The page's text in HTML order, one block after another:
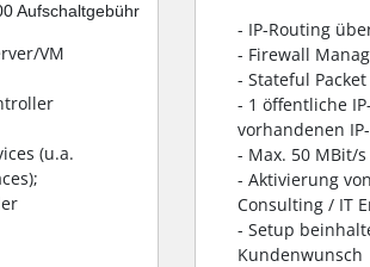
Aufschaltgebühr
VM
(u.a.
- IP-Routing
- Firewall
- Stateful
- 1 öffentliche
vorhandenen
- Max. 50 MBit/
- Aktivierung
Consulting / IT
- Setup
Kundenwunsch